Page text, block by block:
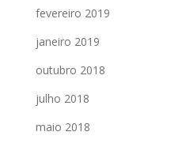
fevereiro 2019
janeiro 2019
outubro 2018
julho 2018
maio 2018